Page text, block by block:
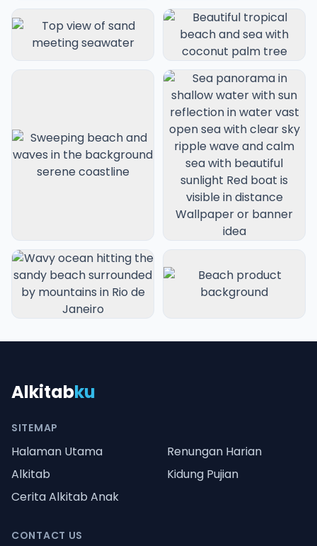
Alkitabku
SITEMAP
Halaman Utama
Renungan Harian
Alkitab
Kidung Pujian
Cerita Alkitab Anak
CONTACT US